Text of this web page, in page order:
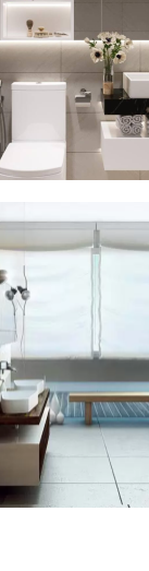
XEM CHI TIẾT
Mẫu Nhà Tắm 9
XEM CHI TIẾT